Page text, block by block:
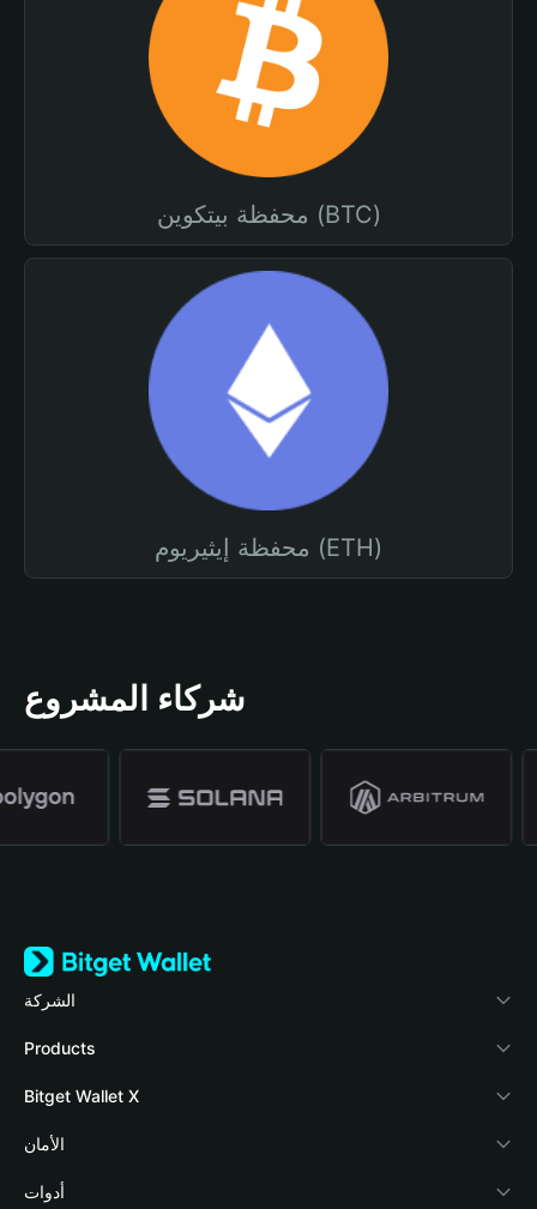
محفظة بيتكوين (BTC)
محفظة إيثيريوم (ETH)
شركاء المشروع
الشركة
المدونة
الأكاديمية
أخبار العملات المشفرة
Products
Crypto Card
Stablecoin Earn
Payfi Crypto
Bitget Wallet X
المطورون
ربط المحفظة
الأمان
صندوق الحماية
أدوات